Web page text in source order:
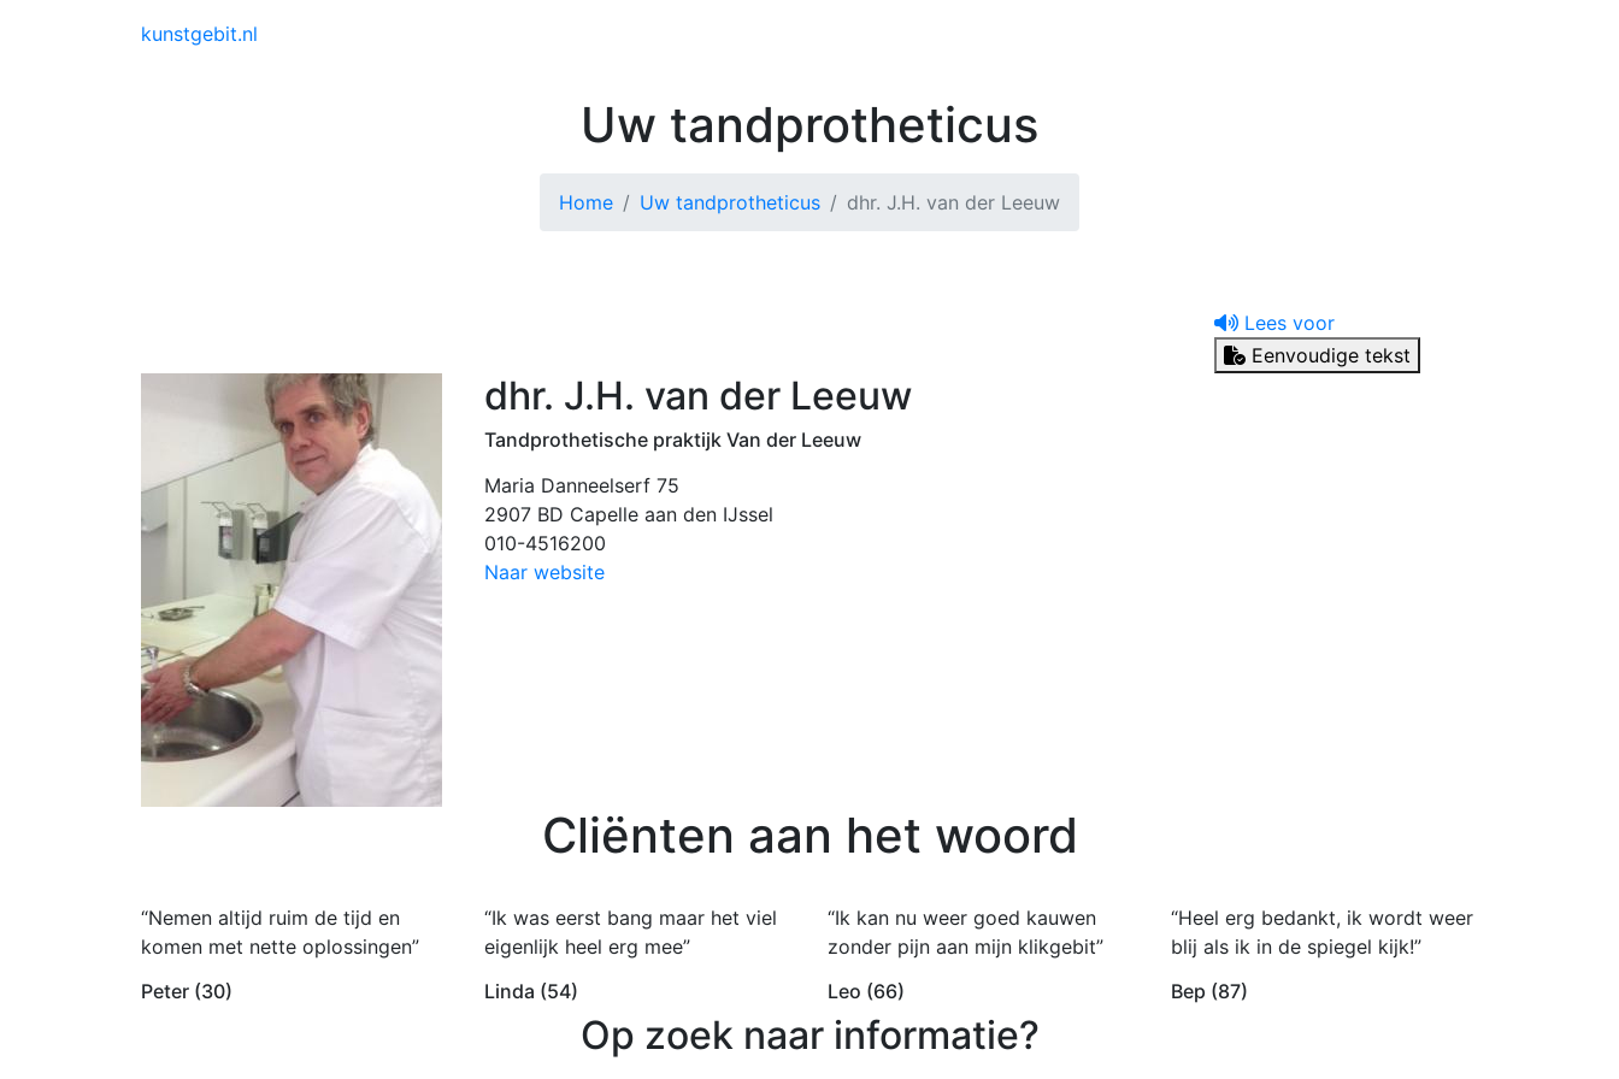
kunstgebit.nl
Uw tandprotheticus
Home Uw tandprotheticus dhr. J.H. van der Leeuw
Lees voor
Eenvoudige tekst
dhr. J.H. van der Leeuw
Tandprothetische praktijk Van der Leeuw
Maria Danneelserf 75
2907 BD Capelle aan den IJssel
010-4516200
Naar website
Cliënten aan het woord
“Nemen altijd ruim de tijd en
komen met nette oplossingen”
Peter (30)
“Ik was eerst bang maar het viel
eigenlijk heel erg mee”
Linda (54)
“Ik kan nu weer goed kauwen
zonder pijn aan mijn klikgebit”
Leo (66)
“Heel erg bedankt, ik wordt weer
blij als ik in de spiegel kijk!”
Bep (87)
Op zoek naar informatie?